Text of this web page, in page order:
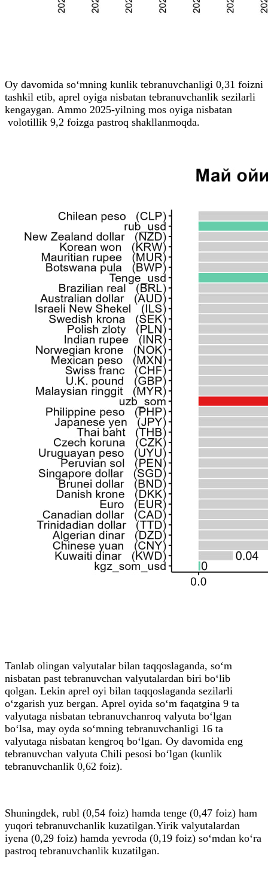
Oy davomida so‘mning kunlik tebranuvchanligi 0,31 foizni
tashkil etib, aprel oyiga nisbatan tebranuvchanlik sezilarli
kengaygan. Ammo 2025-yilning mos oyiga nisbatan
volotillik 9,2 foizga pastroq shakllanmoqda.
Tanlab olingan valyutalar bilan taqqoslaganda, so‘m
nisbatan past tebranuvchan valyutalardan biri bo‘lib
qolgan. Lekin aprel oyi bilan taqqoslaganda sezilarli
o‘zgarish yuz bergan. Aprel oyida so‘m faqatgina 9 ta
valyutaga nisbatan tebranuvchanroq valyuta bo‘lgan
bo‘lsa, may oyda so‘mning tebranuvchanligi 16 ta
valyutaga nisbatan kengroq bo‘lgan. Oy davomida eng
tebranuvchan valyuta Chili pesosi bo‘lgan (kunlik
tebranuvchanlik 0,62 foiz).
Shuningdek, rubl (0,54 foiz) hamda tenge (0,47 foiz) ham
yuqori tebranuvchanlik kuzatilgan.Yirik valyutalardan
iyena (0,29 foiz) hamda yevroda (0,19 foiz) so‘mdan ko‘ra
pastroq tebranuvchanlik kuzatilgan.